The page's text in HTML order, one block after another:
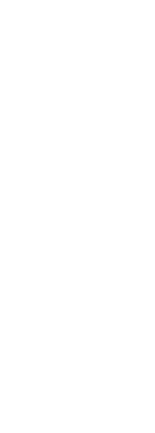
Moclinejo
de Verdiales